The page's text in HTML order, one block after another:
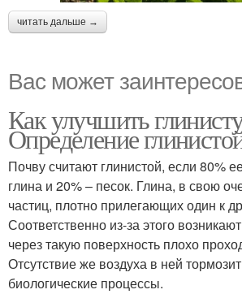
читать дальше →
Вас может
Как улучшить
Определение
Почву считают глинистой, если 80%
глина и 20% – песок. Глина, в свою
частиц, плотно прилегающих один к
Соответственно из-за этого
через такую поверхность плохо
Отсутствие же воздуха в ней
биологические процессы.